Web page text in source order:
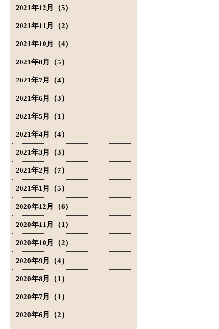
2021年12月（5）
2021年11月（2）
2021年10月（4）
2021年8月（5）
2021年7月（4）
2021年6月（3）
2021年5月（1）
2021年4月（4）
2021年3月（3）
2021年2月（7）
2021年1月（5）
2020年12月（6）
2020年11月（1）
2020年10月（2）
2020年9月（4）
2020年8月（1）
2020年7月（1）
2020年6月（2）